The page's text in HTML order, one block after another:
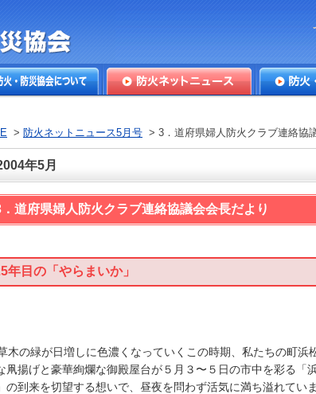
防火・防
> 防火ネットニュース5月号 > 3．道府県婦人防火クラブ連絡協
年5月
道府県婦人防火クラブ連絡協議会会長だより
年目の「やらまいか」
⽊の緑が⽇増しに⾊濃くなっていくこの時期、私たちの町浜
凧揚げと豪華絢爛な御殿屋台が５⽉３〜５⽇の市中を彩る「
の到来を切望する想いで、昼夜を問わず活気に満ち溢れていま